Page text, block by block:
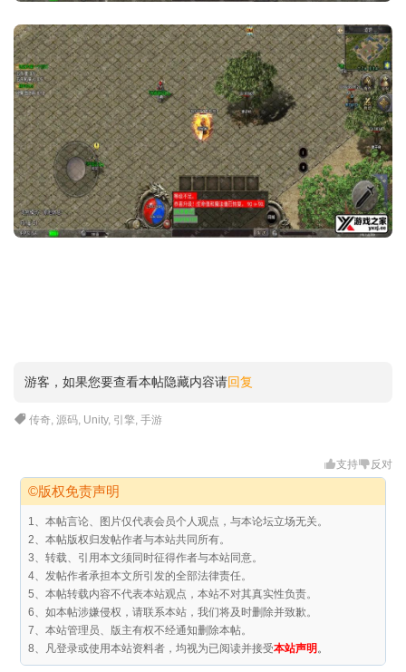
游客，如果您要查看本帖隐藏内容请回复
传奇,源码, Unity, 引擎,手游
支持 反对
©版权免责声明
1、本帖言论、图片仅代表会员个人观点，与本论坛立场无关。
2、本帖版权归发帖作者与本站共同所有。
3、转载、引用本文须同时征得作者与本站同意。
4、发帖作者承担本文所引发的全部法律责任。
5、本帖转载内容不代表本站观点，本站不对其真实性负责。
6、如本帖涉嫌侵权，请联系本站，我们将及时删除并致歉。
7、本站管理员、版主有权不经通知删除本帖。
8、凡登录或使用本站资料者，均视为已阅读并接受本站声明 。